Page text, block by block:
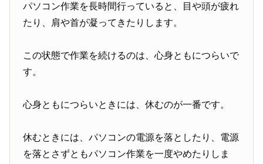
パソコン作業を長時間行っていると、目や頭が疲れ
たり、肩や首が凝ってきたりします。
この状態で作業を続けるのは、心身ともにつらいで
す。
心身ともにつらいときには、休むのが一番です。
休むときには、パソコンの電源を落としたり、電源
を落とさずともパソコン作業を一度やめたりしま